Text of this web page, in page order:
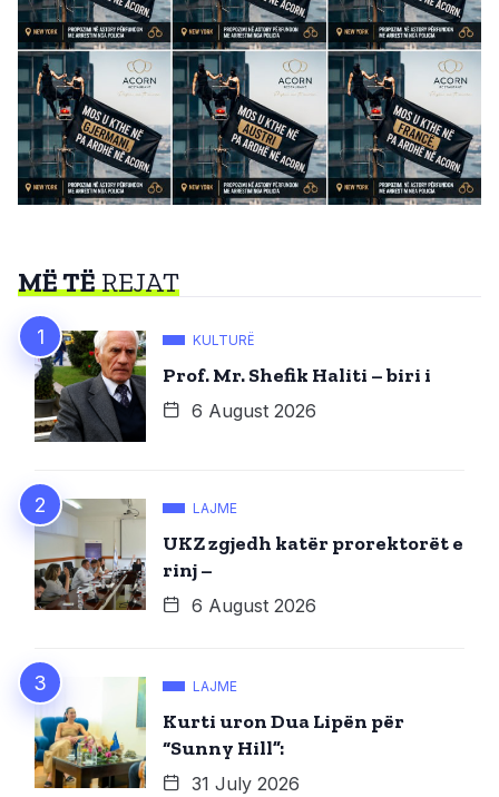
MË TËREJAT
KULTURË
Prof. Mr. Shefik Haliti – biri i
6 August 2026
LAJME
UKZ zgjedh katër prorektorët e
rinj –
6 August 2026
LAJME
Kurti uron Dua Lipën për
“Sunny Hill”:
31 July 2026